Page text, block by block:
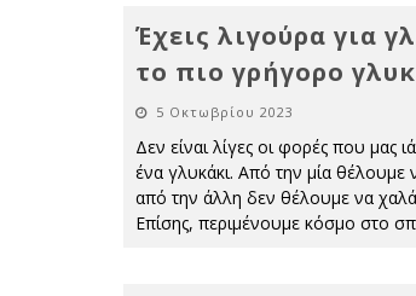
Έχεις λιγούρα για
το πιο γρήγορο
5 Οκτωβρίου 2023
Δεν είναι λίγες οι φορές που μας
ένα γλυκάκι. Από την μία θέλουμε
από την άλλη δεν θέλουμε να
Επίσης, περιμένουμε κόσμο στο